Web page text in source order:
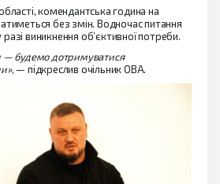
комендантська година на
без змін. Водночас питання
виникнення об’єктивної потреби.
— будемо дотримуватися
— підкреслив очільник ОВА.